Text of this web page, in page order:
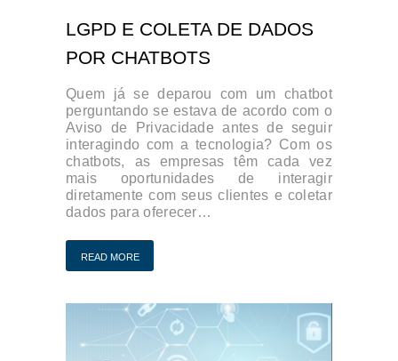
LGPD E COLETA DE DADOS
POR CHATBOTS
Quem já se deparou com um chatbot
perguntando se estava de acordo com o
Aviso de Privacidade antes de seguir
interagindo com a tecnologia? Com os
chatbots, as empresas têm cada vez
mais oportunidades de interagir
diretamente com seus clientes e coletar
dados para oferecer…
READ MORE